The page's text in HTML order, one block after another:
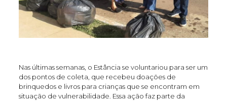
Nas últimas semanas, o Estância se voluntariou para ser um
dos pontos de coleta, que recebeu doações de
brinquedos e livros para crianças que se encontram em
situação de vulnerabilidade. Essa ação faz parte da